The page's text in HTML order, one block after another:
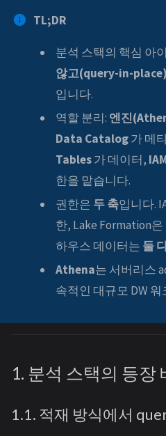
TL;DR
분석 스택의 핵심 아
않고(query-in-place)
입니다.
역할 분리: 엔진
Data Catalog가 메
Tables가 데이터,
한을 맡습니다.
권한은 두 축입니다.
한, Lake Formation은
하우스 데이터는 둘
Athena는 서버리스
속적인 대규모 DW
1. 분석 스택의 등장
1.1. 적재 방식에서